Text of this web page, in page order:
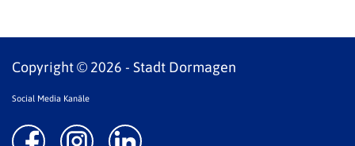
Copyright © 2026 - Stadt Dormagen
Social Media Kanäle